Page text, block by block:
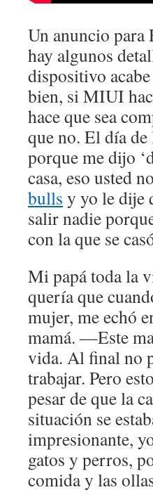
Un anuncio para
hay algunos
dispositivo
bien, si MIUI
hace que sea
que no. El día
porque me dijo
casa, eso usted
bulls y yo le dije
salir nadie
con la que se
Mi papá toda la
quería que
mujer, me echó
mamá. —Este
vida. Al final no
trabajar. Pero
pesar de que la
situación se
impresionante,
gatos y perros,
comida y las